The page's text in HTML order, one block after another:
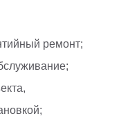
ремонт;